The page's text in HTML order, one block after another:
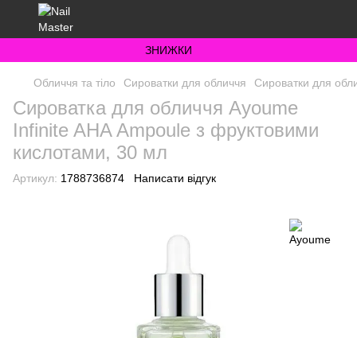
ЗНИЖКИ
Обличчя та тіло Сироватки для обличчя Сироватки для
Сироватка для обличчя Ayoume
Infinite AHA Ampoule з фруктовими
кислотами, 30 мл
Артикул: 1788736874 Написати відгук